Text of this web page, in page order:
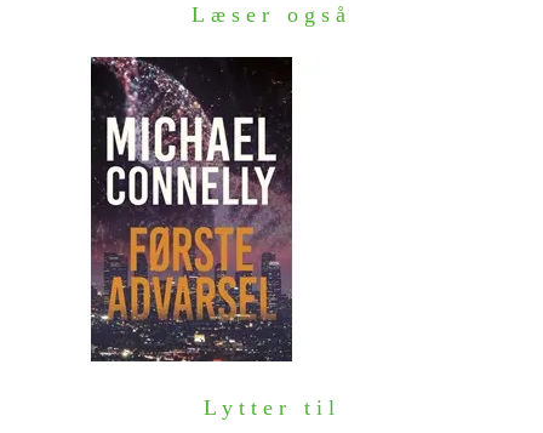
Læser også
Lytter til